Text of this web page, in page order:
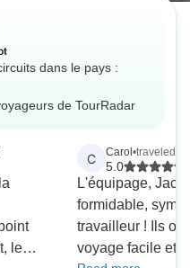
dans le pays :
de TourRadar
le
C Carol •traveled
5.0
L'équipage,
formidable,
travailleur ! Ils
voyage facile et